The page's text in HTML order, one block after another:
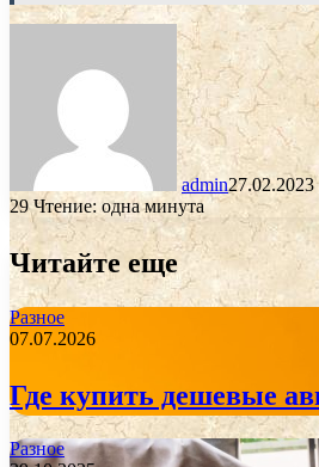
admin27.02.2023
29Чтение: одна минута
Читайте еще
Разное
07.07.2026
Где купить дешевые
Разное